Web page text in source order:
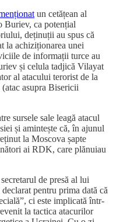
un cetățean al
ca potențial
deținuții au spus că
la achiziționarea unei
de informații turce au
și celula tadjică Vilayat
al atacului terorist de la
asupra Bisericii
sursele sale leagă atacul
și amintește că, în ajunul
la Moscova șapte
ai RDK, care plănuiau
de presă al lui
pentru prima dată că
ci este implicată într-
la tactica atacurilor